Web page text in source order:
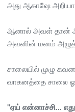
அது ஆகாஷே
ஆனால் அவள் தான்
அவனின் மனம்
சாலையில் முழு
வாகனத்தை சாலை
"ஏய் என்னாச்சி...